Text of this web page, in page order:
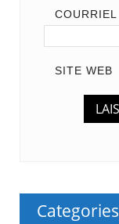
COURRIEL
SITE WEB
Categories